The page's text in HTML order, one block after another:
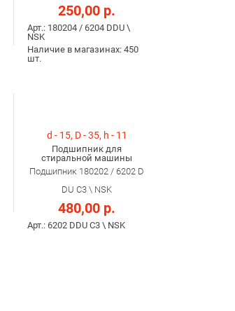
250,00 р.
Арт.: 180204 / 6204 DDU \
NSK
Наличие в магазинах: 450
шт.
d - 15, D - 35, h - 11
Подшипник для
стиральной машины
Подшипник 180202 / 6202 D
DU C3 \ NSK
480,00 р.
Арт.: 6202 DDU C3 \ NSK